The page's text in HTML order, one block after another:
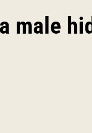
male